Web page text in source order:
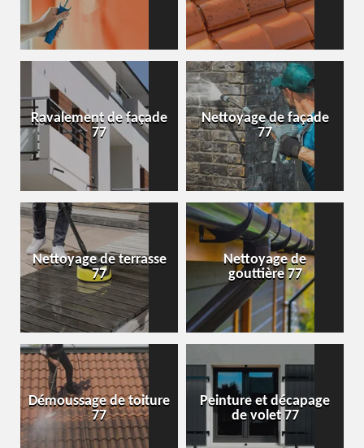
Ravalement de façade
77
Nettoyage de façade
77
Nettoyage de terrasse
77
Nettoyage de
gouttière 77
Démoussage de toiture
77
Peinture et décapage
de volet 77